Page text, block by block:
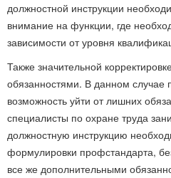
должностной инструкции
внимание на функции, где
зависимости от уровня
Также значительной
обязанностями. В данном случае
возможность уйти от лишних
специалисты по охране труда
должностную инструкцию
формулировки профстандарта,
все же дополнительными